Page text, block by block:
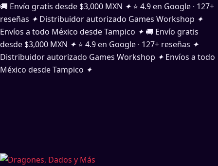
🚚 Envío gratis desde $3,000 MXN ✦⭐ 4.9 en Google · 127+
reseñas ✦Distribuidor autorizado Games Workshop ✦
Envíos a todo México desde Tampico ✦ 🚚 Envío gratis
desde $3,000 MXN ✦⭐ 4.9 en Google · 127+ reseñas ✦
Distribuidor autorizado Games Workshop ✦Envíos a todo
México desde Tampico ✦
Ir
al
contenido